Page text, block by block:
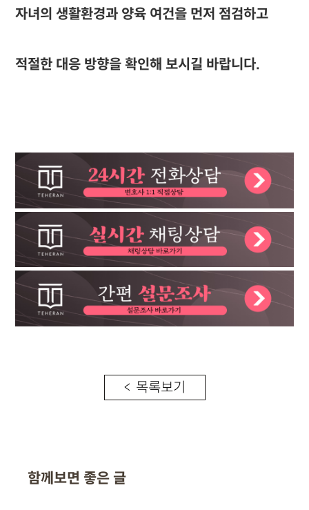
자녀의 생활환경과 양육 여건을 먼저 점검하고
적절한 대응 방향을 확인해 보시길 바랍니다.
< 목록보기
함께보면 좋은 글